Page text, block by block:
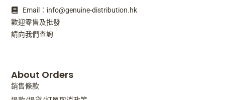
o
k
-
f
u
l
k
About Orders
銷售條款
Email：info@genuine-distribution.hk
歡迎零售及批發
請向我們查詢